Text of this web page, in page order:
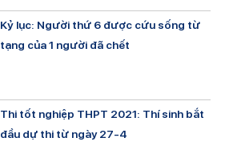
Kỷ lục: Người thứ 6 được cứu sống từ
tạng của 1 người đã chết
Thi tốt nghiệp THPT 2021: Thí sinh bắt
đầu dự thi từ ngày 27-4